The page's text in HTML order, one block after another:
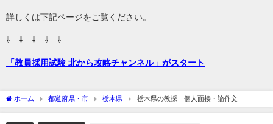
詳しくは下記ページをご覧ください。
⇩ ⇩ ⇩ ⇩ ⇩
「教員採用試験 北から攻略チャンネル」がスタート
ホーム 都道府県・市 栃木県 栃木県の教採 個人面接・論作文